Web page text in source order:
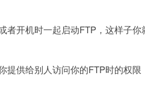
者开机时一起启动FTP，这样子
提供给别人访问你的FTP时的权